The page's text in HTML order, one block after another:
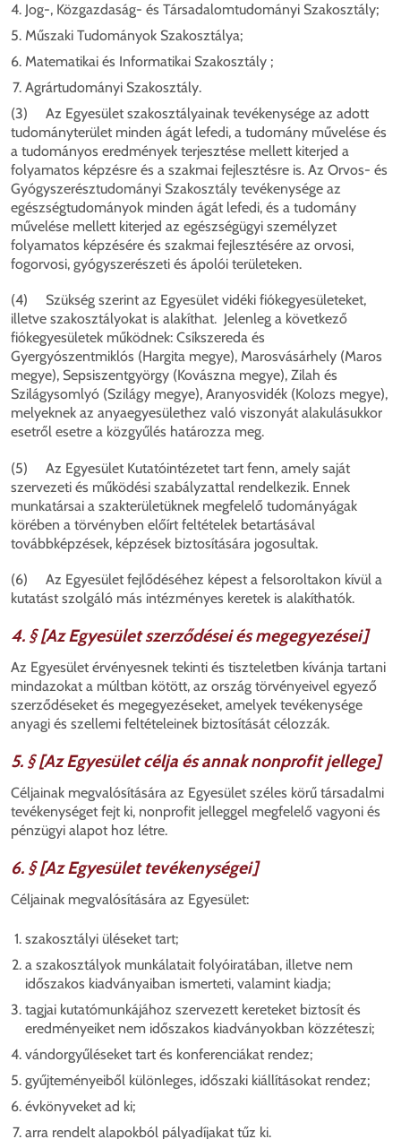
Jog-, Közgazdaság- és Társadalomtudományi Szakosztály;
Műszaki Tudományok Szakosztálya;
Matematikai és Informatikai Szakosztály ;
Agrártudományi Szakosztály.
(3) Az Egyesület szakosztályainak tevékenysége az adott
tudományterület minden ágát lefedi, a tudomány művelése és
a tudományos eredmények terjesztése mellett kiterjed a
folyamatos képzésre és a szakmai fejlesztésre is. Az Orvos- és
Gyógyszerésztudományi Szakosztály tevékenysége az
egészségtudományok minden ágát lefedi, és a tudomány
művelése mellett kiterjed az egészségügyi személyzet
folyamatos képzésére és szakmai fejlesztésére az orvosi,
fogorvosi, gyógyszerészeti és ápolói területeken.
(4) Szükség szerint az Egyesület vidéki fiókegyesületeket,
illetve szakosztályokat is alakíthat. Jelenleg a következő
fiókegyesületek működnek: Csíkszereda és
Gyergyószentmiklós (Hargita megye), Marosvásárhely (Maros
megye), Sepsiszentgyörgy (Kovászna megye), Zilah és
Szilágysomlyó (Szilágy megye), Aranyosvidék (Kolozs megye),
melyeknek az anyaegyesülethez való viszonyát alakulásukkor
esetről esetre a közgyűlés határozza meg.
(5) Az Egyesület Kutatóintézetet tart fenn, amely saját
szervezeti és működési szabályzattal rendelkezik. Ennek
munkatársai a szakterületüknek megfelelő tudományágak
körében a törvényben előírt feltételek betartásával
továbbképzések, képzések biztosítására jogosultak.
(6) Az Egyesület fejlődéséhez képest a felsoroltakon kívül a
kutatást szolgáló más intézményes keretek is alakíthatók.
4. § [Az Egyesület szerződései és megegyezései]
Az Egyesület érvényesnek tekinti és tiszteletben kívánja tartani
mindazokat a múltban kötött, az ország törvényeivel egyező
szerződéseket és megegyezéseket, amelyek tevékenysége
anyagi és szellemi feltételeinek biztosítását célozzák.
5. § [Az Egyesület célja és annak nonprofit jellege]
Céljainak megvalósítására az Egyesület széles körű társadalmi
tevékenységet fejt ki, nonprofit jelleggel megfelelő vagyoni és
pénzügyi alapot hoz létre.
6. § [Az Egyesület tevékenységei]
Céljainak megvalósítására az Egyesület:
szakosztályi üléseket tart;
a szakosztályok munkálatait folyóiratában, illetve nem
időszakos kiadványaiban ismerteti, valamint kiadja;
tagjai kutatómunkájához szervezett kereteket biztosít és
eredményeiket nem időszakos kiadványokban közzéteszi;
vándorgyűléseket tart és konferenciákat rendez;
gyűjteményeiből különleges, időszaki kiállításokat rendez;
évkönyveket ad ki;
arra rendelt alapokból pályadíjakat tűz ki.